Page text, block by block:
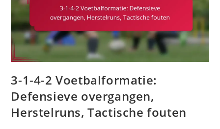
Doelman
3-1-4-2 Voetbalformatie:
Defensieve overgangen,
Herstelruns, Tactische fouten